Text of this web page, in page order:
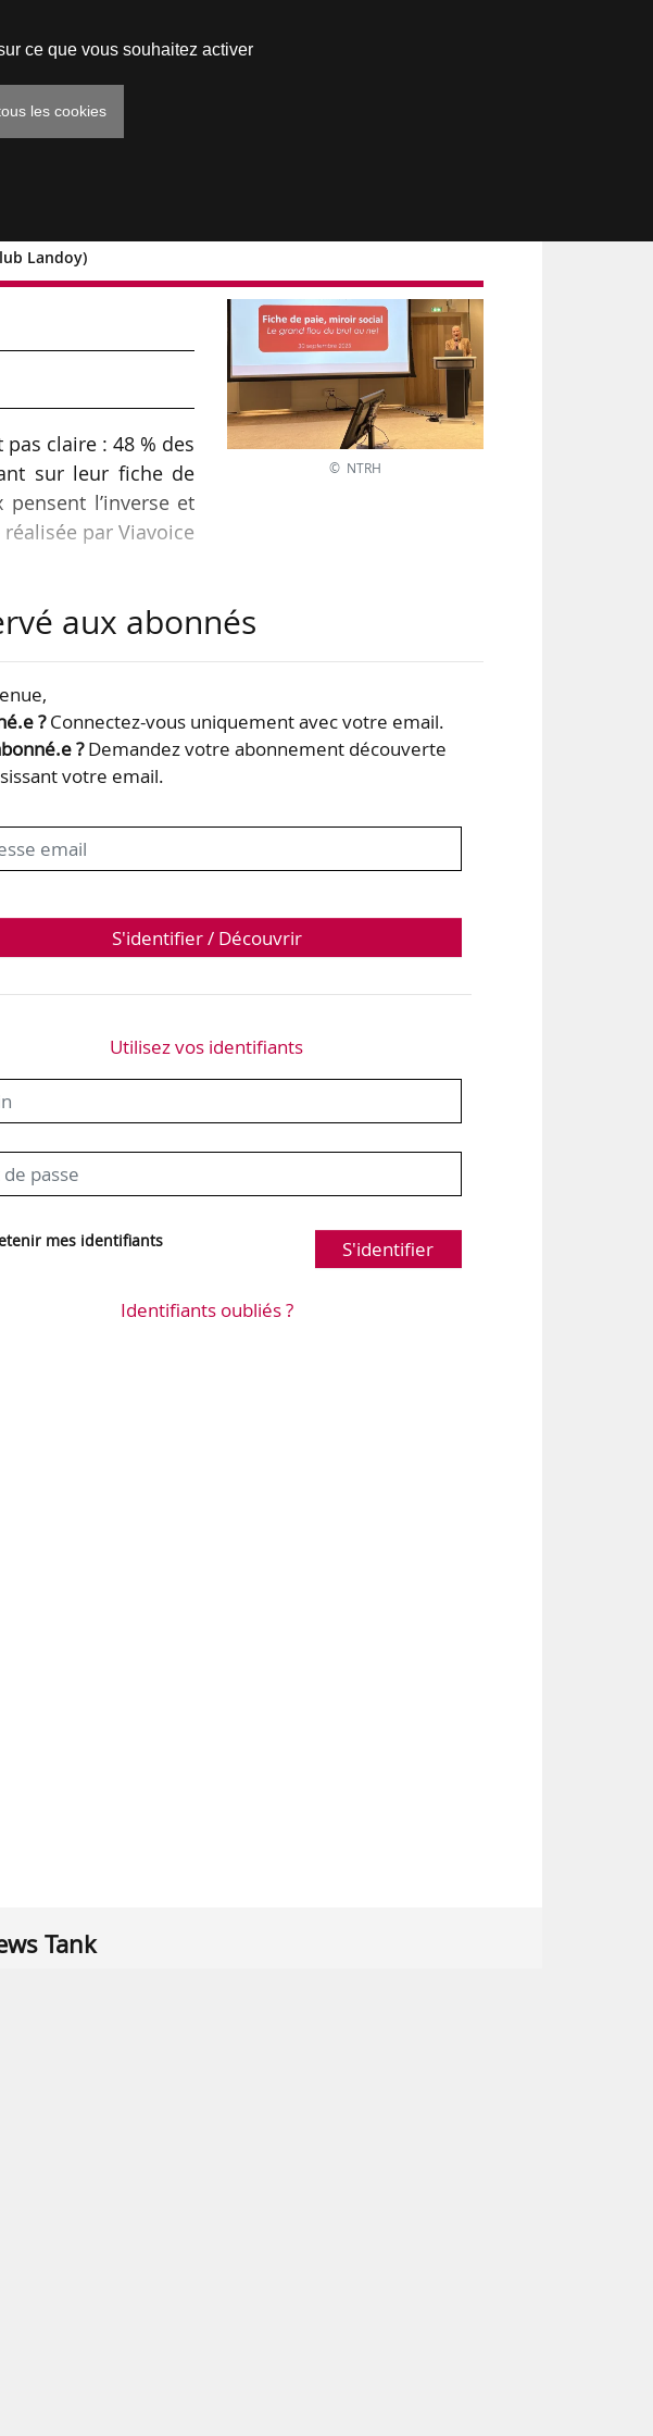
Landoy)
des
claire : 48 % des
sur leur fiche de
l’inverse et
par Viavoice
du brut et du net »,
que les cotisations
la fiche de paie.
© NTRH
aux abonnés
?Connectez-vous uniquement avec votre email.
?Demandez votre abonnement découverte
votre email.
S'identifier / Découvrir
Utilisez vos identifiants
mes identifiants S'identifier
Identifiants oubliés ?
Tank
ce que vous souhaitez activer
les cookies